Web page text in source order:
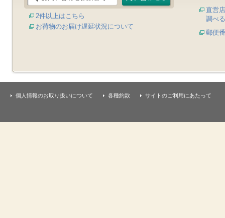
2件以上はこちら
お荷物のお届け遅延状況について
直営
調べる
郵便
個人情報のお取り扱いについて 各種約款 サイトのご利用にあたって